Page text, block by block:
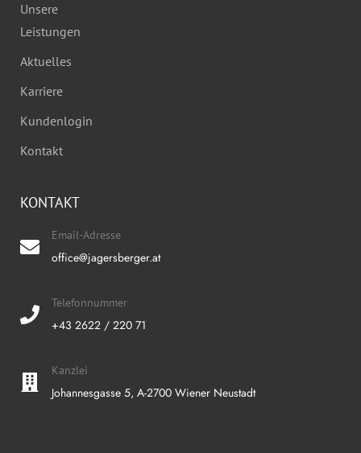
Unsere
Leistungen
Aktuelles
Karriere
Kundenlogin
Kontakt
KONTAKT
Email-Adresse
office@jagersberger.at
Telefonnummer
+43 2622 / 220 71
Kanzlei
Johannesgasse 5, A-2700 Wiener Neustadt